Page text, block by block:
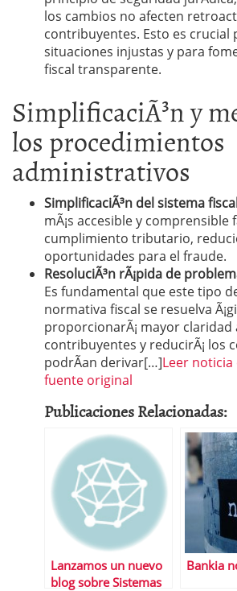
los cambios no afecten
contribuyentes. Esto es crucial
situaciones injustas y para
fiscal transparente.
SimplificaciÃ³n y
los procedimientos
administrativos
SimplificaciÃ³n del sistema
mÃ¡s accesible y comprensible
cumplimiento tributario,
oportunidades para el fraude.
ResoluciÃ³n rÃ¡pida de
Es fundamental que este tipo
normativa fiscal se resuelva
proporcionarÃ¡ mayor claridad
contribuyentes y reducirÃ¡ los
podrÃ­an derivar[…]Leer
fuente original
Publicaciones Relacionadas:
Lanzamos un nuevo
blog sobre Sistemas
Bankia